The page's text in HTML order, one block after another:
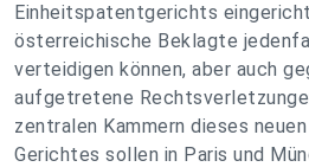
Einheitspatentgerichts
österreichische Beklagte
verteidigen können, aber auch
aufgetretene
zentralen Kammern dieses
Gerichtes sollen in Paris und